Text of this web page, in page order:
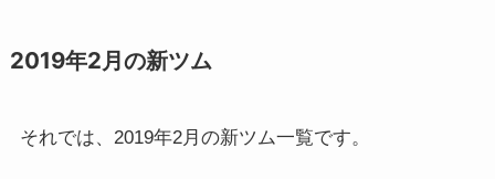
2019年2月の新ツム
それでは、2019年2月の新ツム一覧です。